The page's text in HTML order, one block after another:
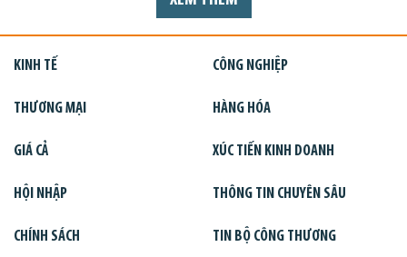
KINH TẾ CÔNG NGHIỆP
THƯƠNG MẠI HÀNG HÓA
GIÁ CẢ XÚC TIẾN KINH DOANH
HỘI NHẬP THÔNG TIN CHUYÊN SÂU
CHÍNH SÁCH TIN BỘ CÔNG THƯƠNG